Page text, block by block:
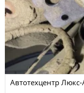
Автотехцентр Люкс-